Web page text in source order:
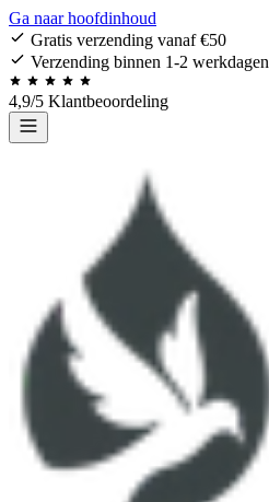
Ga naar hoofdinhoud
Gratis verzending vanaf €50
Verzending binnen 1-2 werkdagen
4,9/5 Klantbeoordeling